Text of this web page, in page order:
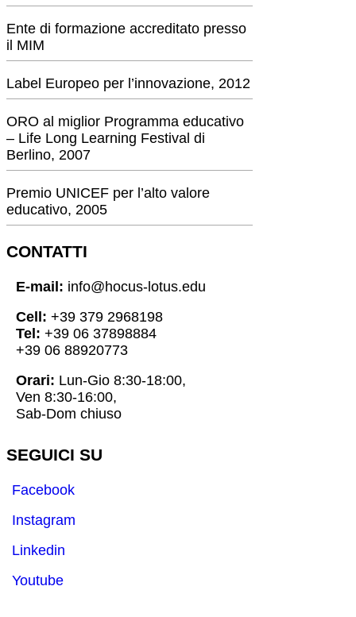
Ente di formazione accreditato presso
il MIM
Label Europeo per l’innovazione, 2012
ORO al miglior Programma educativo
– Life Long Learning Festival di
Berlino, 2007
Premio UNICEF per l’alto valore
educativo, 2005
CONTATTI
E-mail: info@hocus-lotus.edu
Cell: +39 379 2968198
Tel: +39 06 37898884
+39 06 88920773
Orari: Lun-Gio 8:30-18:00,
Ven 8:30-16:00,
Sab-Dom chiuso
SEGUICI SU
Facebook
Instagram
Linkedin
Youtube